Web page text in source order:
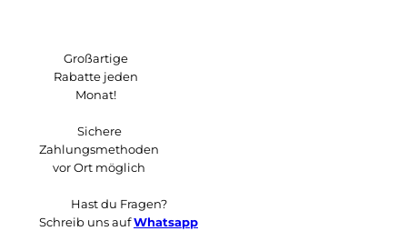
Großartige
Rabatte jeden
Monat!
Sichere
Zahlungsmethoden
vor Ort möglich
Hast du Fragen?
Schreib uns aufWhatsapp